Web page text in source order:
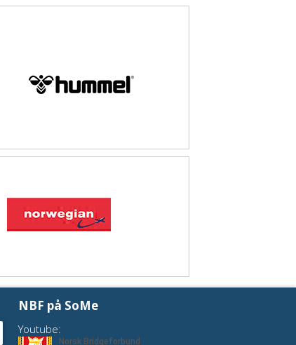
NBF på SoMe
Youtube: